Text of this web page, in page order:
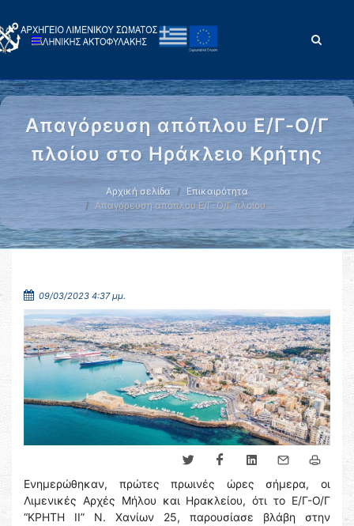
Απαγόρευση απόπλου Ε/Γ-Ο/Γ
πλοίου στο Ηράκλειο Κρήτης
Αρχική σελίδα
Επικαιρότητα
Απαγόρευση απόπλου Ε/Γ-Ο/Γ πλοίου …
09/03/2023 4:37 μμ.
Ενημερώθηκαν, πρώτες πρωινές ώρες σήμερα, οι
Λιμενικές Αρχές Μήλου και Ηρακλείου, ότι το Ε/Γ-Ο/Γ
“ΚΡΗΤΗ ΙΙ” Ν. Χανίων 25, παρουσίασε βλάβη στην